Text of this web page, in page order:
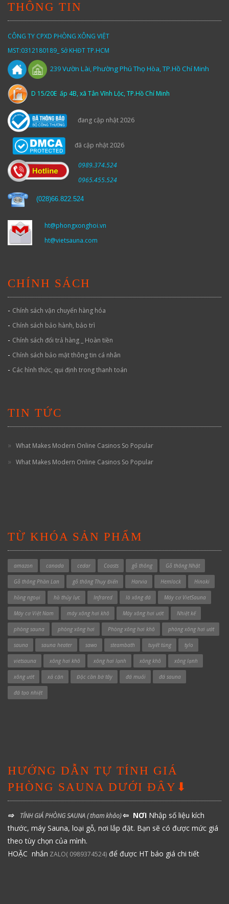
THÔNG TIN
CÔNG TY CPXD PHÒNG XÔNG VIỆT
MST:0312180189_ Sở KHĐT TP.HCM
239Vườn Lài,Phường Phú Thọ Hòa, TP.Hồ Chí Minh
D 15/20E ấp 4B, xã Tân Vĩnh Lộc, TP.Hồ Chí Minh
đang cập nhật 2026
đã cập nhật 2026
0989.374.524
0965.455.524
(028)66.822.524
ht@phongxonghoi.vn
ht@vietsauna.com
CHÍNH SÁCH
- Chính sách vận chuyển hàng hóa
- Chính sách bảo hành, bảo trì
- Chính sách đổi trả hàng _ Hoàn tiền
- Chính sách bảo mật thông tin cá nhân
- Các hình thức, qui định trong thanh toán
TIN TỨC
What Makes Modern Online Casinos So Popular
What Makes Modern Online Casinos So Popular
TỪ KHÓA SẢN PHẨM
amazon canada cedar Coasts gỗ thông Gỗ thông Nhật
Gỗ thông Phần Lan gỗ thông Thụy Điển Harvia Hemlock Hinoki
hồng ngoại hồ thủy lực Infrared lò xông đá Máy cơ VietSauna
Máy cơ Việt Nam máy xông hơi khô Máy xông hơi ướt Nhiệt kế
phòng sauna phòng xông hơi Phòng xông hơi khô phòng xông hơi ướt
sauna sauna heater sawo steambath tuyết tùng tylo
vietsauna xông hơi khô xông hơi lạnh xông khô xông lạnh
xông ướt xả cặn Độc cần bờ tây đá muối đá sauna
đá tạo nhiệt
HƯỚNG DẪN TỰ TÍNH GIÁ
PHÒNG SAUNA DƯỚI ĐÂY⬇
⇨ TÍNH GIÁ PHÒNG SAUNA( tham khảo)⇦ NƠI Nhập số liệu kích
thước, máy Sauna, loại gỗ, nơi lắp đặt. Bạn sẽ có được mức giá
theo tùy chọn của mình.
HOẶC nhắn ZALO( 0989374524) để được HT báo giá chi tiết